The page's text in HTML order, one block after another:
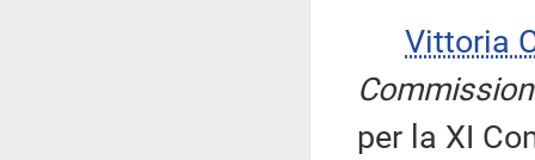
Vittoria
per la XI